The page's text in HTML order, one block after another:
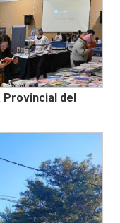
Provincial del